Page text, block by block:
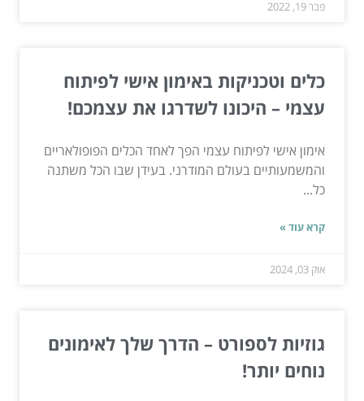
פבר 19, 2022
כלים וטכניקות באימון אישי לפיתוח
עצמי – היכונו לשדרגו את עצמכם!
אימון אישי לפיתוח עצמי הפך לאחד הכלים הפופולאריים
והמשמעותיים בעולם המודרני. בעידן שבו הכל משתנה
כל...
קרא עוד »
אוק 03, 2024
גוזיות לספורט – הדרך שלך לאימונים
נוחים יותר!